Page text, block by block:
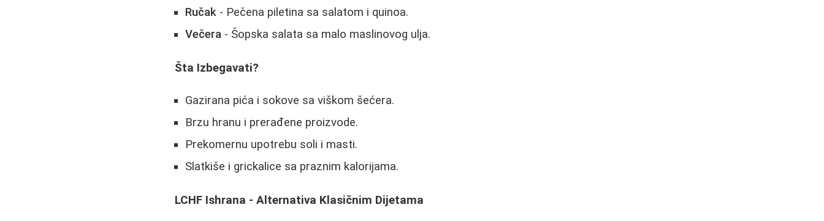
Ručak - Pečena piletina sa salatom i quinoa.
Večera - Šopska salata sa malo maslinovog ulja.
Šta Izbegavati?
Gazirana pića i sokove sa viškom šećera.
Brzu hranu i prerađene proizvode.
Prekomernu upotrebu soli i masti.
Slatkiše i grickalice sa praznim kalorijama.
LCHF Ishrana - Alternativa Klasičnim Dijetama